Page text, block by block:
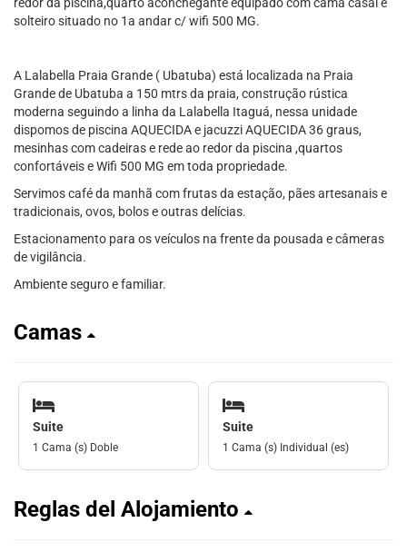
solteiro situado no 1a andar c/ wifi 500 MG.
A Lalabella Praia Grande ( Ubatuba) está localizada na Praia
Grande de Ubatuba a 150 mtrs da praia, construção rústica
moderna seguindo a linha da Lalabella Itaguá, nessa unidade
dispomos de piscina AQUECIDA e jacuzzi AQUECIDA 36 graus,
mesinhas com cadeiras e rede ao redor da piscina ,quartos
confortáveis e Wifi 500 MG em toda propriedade.
Servimos café da manhã com frutas da estação, pães artesanais e
tradicionais, ovos, bolos e outras delícias.
Estacionamento para os veículos na frente da pousada e câmeras
de vigilância.
Ambiente seguro e familiar.
Camas
Suite
1 Cama (s) Doble
Suite
1 Cama (s) Individual (es)
Reglas del Alojamiento